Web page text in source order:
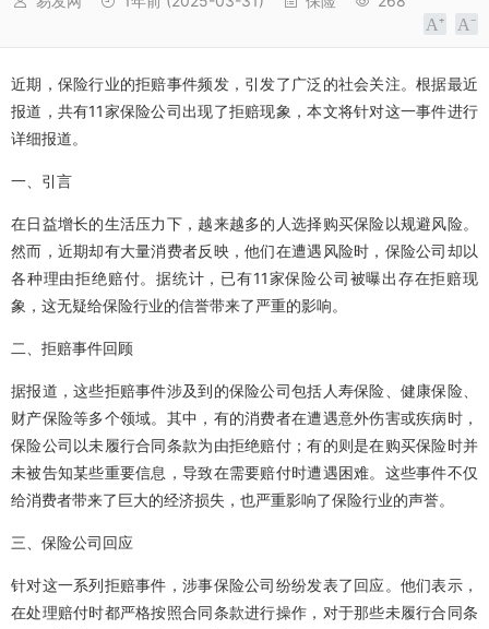
近期，保险行业的拒赔事件频发，引发了广泛的社会关注。根据最近
报道，共有11家保险公司出现了拒赔现象，本文将针对这一事件进行
详细报道。
一、引言
在日益增长的生活压力下，越来越多的人选择购买保险以规避风险。
然而，近期却有大量消费者反映，他们在遭遇风险时，保险公司却以
各种理由拒绝赔付。据统计，已有11家保险公司被曝出存在拒赔现
象，这无疑给保险行业的信誉带来了严重的影响。
二、拒赔事件回顾
据报道，这些拒赔事件涉及到的保险公司包括人寿保险、健康保险、
财产保险等多个领域。其中，有的消费者在遭遇意外伤害或疾病时，
保险公司以未履行合同条款为由拒绝赔付；有的则是在购买保险时并
未被告知某些重要信息，导致在需要赔付时遭遇困难。这些事件不仅
给消费者带来了巨大的经济损失，也严重影响了保险行业的声誉。
三、保险公司回应
针对这一系列拒赔事件，涉事保险公司纷纷发表了回应。他们表示，
在处理赔付时都严格按照合同条款进行操作，对于那些未履行合同条